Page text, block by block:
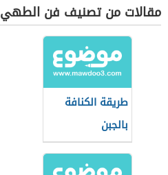
مقالات من تصنيف فن الطهي
طريقة الكنافة
بالجبن